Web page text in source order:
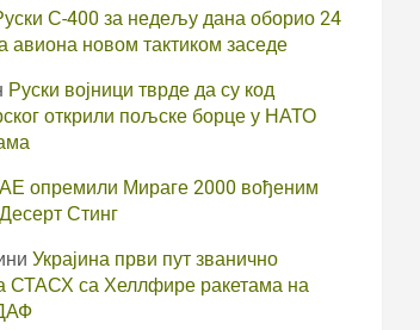
С-400 за недељу дана оборио 24
авиона новом тактиком заседе
Руски војници тврде да су код
открили пољске борце у НАТО
опремили Мираге 2000 вођеним
Стинг
Украјина први пут званично
СТАСХ са Хеллфире ракетама на